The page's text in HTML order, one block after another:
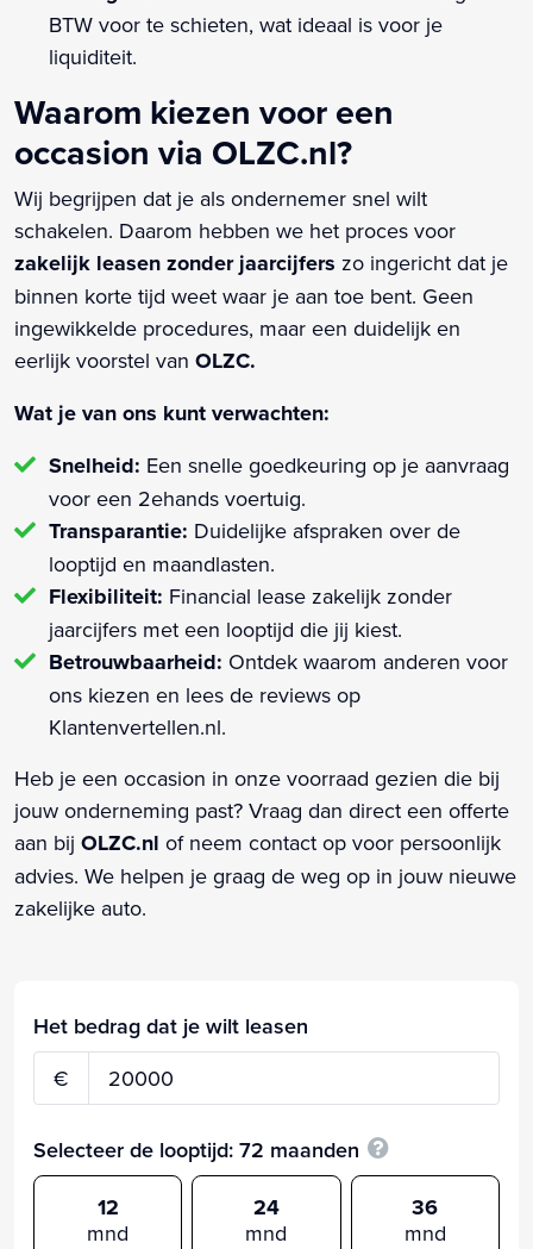
BTW voor te schieten, wat ideaal is voor je
liquiditeit.
Waarom kiezen voor een
occasion via OLZC.nl?
Wij begrijpen dat je als ondernemer snel wilt
schakelen. Daarom hebben we het proces voor
zakelijk leasen zonder jaarcijfers zo ingericht dat je
binnen korte tijd weet waar je aan toe bent. Geen
ingewikkelde procedures, maar een duidelijk en
eerlijk voorstel van OLZC.
Wat je van ons kunt verwachten:
Snelheid: Een snelle goedkeuring op je aanvraag
voor een 2ehands voertuig.
Transparantie: Duidelijke afspraken over de
looptijd en maandlasten.
Flexibiliteit: Financial lease zakelijk zonder
jaarcijfers met een looptijd die jij kiest.
Betrouwbaarheid: Ontdek waarom anderen voor
ons kiezen en lees de reviews op
Klantenvertellen.nl.
Heb je een occasion in onze voorraad gezien die bij
jouw onderneming past? Vraag dan direct een offerte
aan bij OLZC.nl of neem contact op voor persoonlijk
advies. We helpen je graag de weg op in jouw nieuwe
zakelijke auto.
Het bedrag dat je wilt leasen
€
Selecteer de looptijd: 72 maanden
12
mnd
24
mnd
36
mnd